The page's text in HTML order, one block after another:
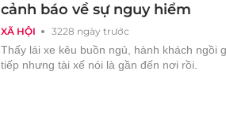
XÃ HỘI 3228 ngày trước
cảnh báo về sự nguy hiểm
Thấy lái xe kêu buồn ngủ, hành khách ngồi
tiếp nhưng tài xế nói là gần đến nơi rồi.